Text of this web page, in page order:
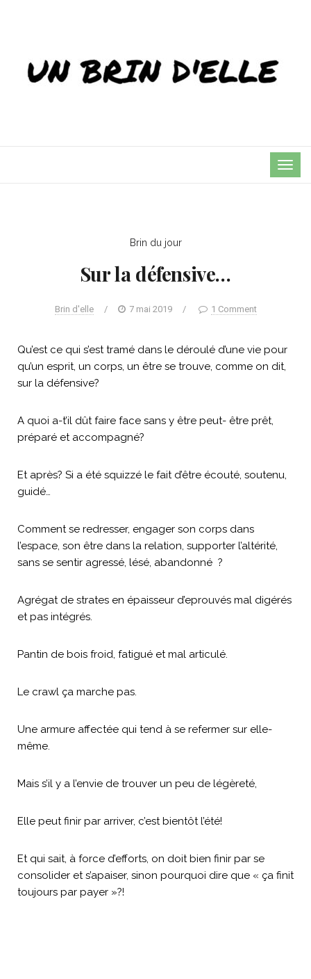
Brin du jour
Sur la défensive…
Brin d'elle / 7 mai 2019 / 1 Comment
Qu’est ce qui s’est tramé dans le déroulé d’une vie pour
qu’un esprit, un corps, un être se trouve, comme on dit,
sur la défensive?
A quoi a-t’il dût faire face sans y être peut- être prêt,
préparé et accompagné?
Et après? Si a été squizzé le fait d’être écouté, soutenu,
guidé…
Comment se redresser, engager son corps dans
l’espace, son être dans la relation, supporter l’altérité,
sans se sentir agressé, lésé, abandonné ?
Agrégat de strates en épaisseur d’eprouvés mal digérés
et pas intégrés.
Pantin de bois froid, fatigué et mal articulé.
Le crawl ça marche pas.
Une armure affectée qui tend à se refermer sur elle-
même.
Mais s’il y a l’envie de trouver un peu de légèreté,
Elle peut finir par arriver, c’est bientôt l’été!
Et qui sait, à force d’efforts, on doit bien finir par se
consolider et s’apaiser, sinon pourquoi dire que « ça finit
toujours par payer »?!